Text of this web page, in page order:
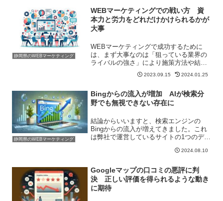
法を試してみるとよいかもし...
静岡県のWEBマーケティング
WEBマーケティングでの戦い方 資
本力と労力をどれだけかけられるかが
大事
WEBマーケティングで成功するために
は、まず大事なのは「狙っている業界の
ライバルの強さ」により施策方法や結果
が変わってきます。結論から言ってしま
うと「お金と労力をかけているサイトは
もし大きなコストをかけて...
2023.09.15 2024.01.25
静岡県のWEBマーケティング
Bingからの流入が増加 AIが検索分
野でも無視できない存在に
結論からいいますと、検索エンジンの
Bingからの流入が増えてきました。これ
は弊社で運営しているサイトの1つのデー
らの流入数と変わらない数字になってき
筆頭...
2024.08.10
Googleマップの口コミの悪評に判
決 正しい評価を得られるような動き
に期待